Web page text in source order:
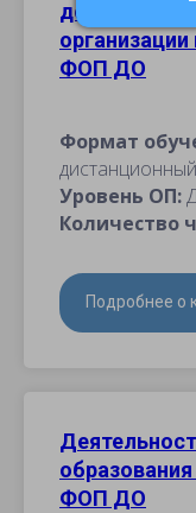
дошкольной
ФОП ДО
Формат
дистанционный
Уровень ОП:
Количество
Подробнее о
ФОП ДО